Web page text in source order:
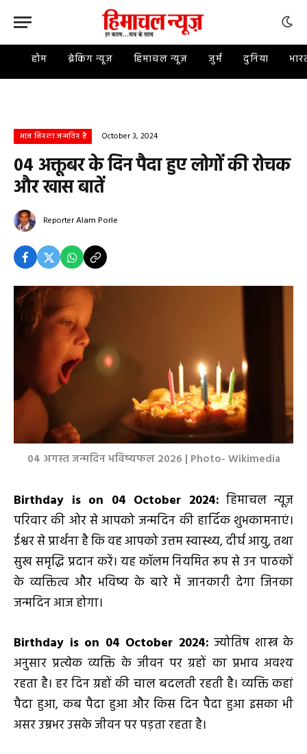
होम ब्रेकिंग न्यूज़ हिमाचल न्यूज़ जुर्म दुनिया
आज जिनका जन्मदिन है October 3, 2024
04 अक्तूबर के दिन पैदा हुए लोगों की रोचक
और खास बातें
ReporterAlam Porle
04 अगस्त जन्मदिन भविष्यफल 2026 | Photo- Wikimedia
Birthday is on 04 October 2024: हिमाचल न्यूज़
परिवार की ओर से आपको जन्मदिन की हार्दिक शुभकामनाएं।
ईश्वर से प्रार्थना है कि वह आपको उत्तम स्वास्थ्य, दीर्घ आयु, तथा
सुख समृद्धि प्रदान करें। यह कॉलम नियमित रूप से उन पाठकों
के व्यक्तित्व और भविष्य के बारे में जानकारी देगा जिनका
जन्मदिन आज होगा।
Birthday is on 04 October 2024: ज्योतिष शास्त्र के
अनुसार प्रत्येक व्यक्ति के जीवन पर ग्रहों का प्रभाव अवश्य
रहता है। हर दिन ग्रहों की चाल बदलती रहती है। व्यक्ति कहां
पैदा हुआ, कब पैदा हुआ और किस दिन पैदा हुआ इसका भी
असर उम्रभर उसके जीवन पर पड़ता रहता है।